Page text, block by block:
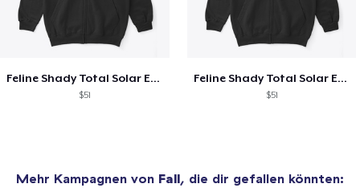
Feline Shady Total Solar Eclipse Tijuana
$51
Feline Shady Total Solar Eclipse Toledo
$51
Mehr Kampagnen von Fall, die dir gefallen könnten: